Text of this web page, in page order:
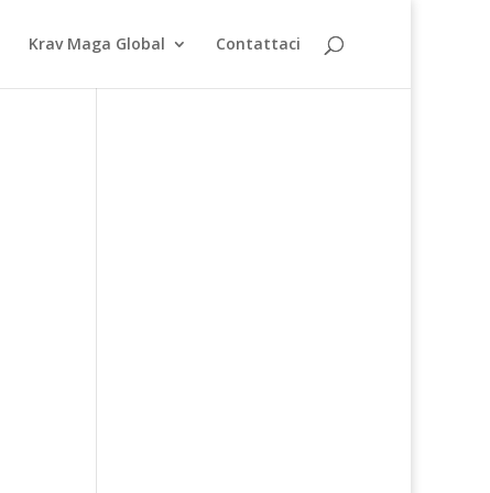
Krav Maga Global Contattaci